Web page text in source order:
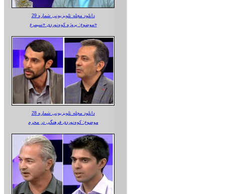
دانلود مجله تلویزیونی شماره 29
موضوع: پروژه کوه‌نوردی «سیمرغ»
دانلود مجله تلویزیونی شماره 28
موضوع: کوه‌نوردی فرهنگی در محرم